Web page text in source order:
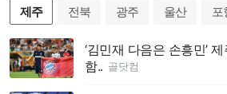
제주 전북 광주 울산 포
‘김민재 다음은 손흥민’
함.. 골닷컴